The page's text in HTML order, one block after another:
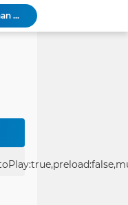
Polresta Padang Dirikan Posko Kesehatan Lapangan, Berikan Layanan Medis Gratis bagi Warga Terdampak Bencana
Usut Pungli SMAN 3 Painan: Kasus Harus Diusut Tuntas Tanpa Pandang Bulu, Kejari Pessel Didesak Jaga Integritas
Polwan Polresta Padang Gelar Trauma Healing untuk Anak-Anak Korban Banjir di Surau Gadang
Ditlantas Polda Sumbar Gelar Police Goes to Campus di UNP, Edukasi 3.000 Mahasiswa Baru Tertib Berlalu Lintas